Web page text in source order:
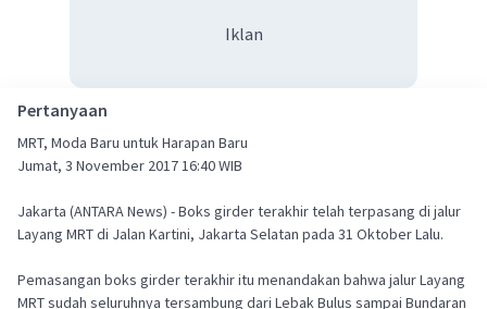
Iklan
Pertanyaan
MRT, Moda Baru untuk Harapan Baru
Jumat, 3 November 2017 16:40 WIB
Jakarta (ANTARA News) - Boks girder terakhir telah terpasang di jalur
Layang MRT di Jalan Kartini, Jakarta Selatan pada 31 Oktober Lalu.
Pemasangan boks girder terakhir itu menandakan bahwa jalur Layang
MRT sudah seluruhnya tersambung dari Lebak Bulus sampai Bundaran